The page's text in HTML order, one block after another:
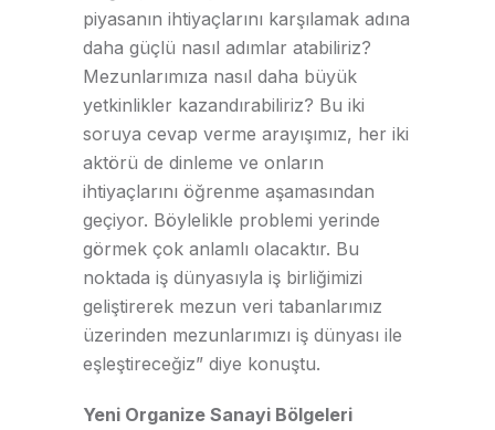
piyasanın ihtiyaçlarını karşılamak adına
daha güçlü nasıl adımlar atabiliriz?
Mezunlarımıza nasıl daha büyük
yetkinlikler kazandırabiliriz? Bu iki
soruya cevap verme arayışımız, her iki
aktörü de dinleme ve onların
ihtiyaçlarını öğrenme aşamasından
geçiyor. Böylelikle problemi yerinde
görmek çok anlamlı olacaktır. Bu
noktada iş dünyasıyla iş birliğimizi
geliştirerek mezun veri tabanlarımız
üzerinden mezunlarımızı iş dünyası ile
eşleştireceğiz” diye konuştu.
Yeni Organize Sanayi Bölgeleri